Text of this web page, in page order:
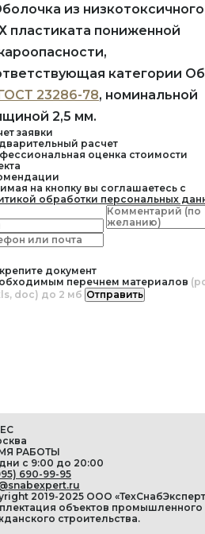
из низкотоксичного
пластиката пониженной
категории
23286-78, номинальной
2,5 мм.
заявки
расчет
оценка стоимости
на кнопку вы соглашаетесь с
обработки персональных
документ
перечнем материалов
doc) до 2 мб Отправить
РАБОТЫ
с 9:00 до 20:00
690-99-95
2019-2025 ООО
объектов промышленного
строительства.